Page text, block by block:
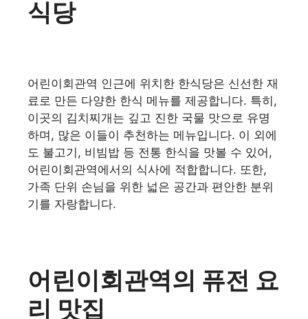
식당
어린이회관역 인근에 위치한 한식당은 신선한 재
료로 만든 다양한 한식 메뉴를 제공합니다. 특히,
이곳의 김치찌개는 깊고 진한 국물 맛으로 유명
하며, 많은 이들이 추천하는 메뉴입니다. 이 외에
도 불고기, 비빔밥 등 전통 한식을 맛볼 수 있어,
어린이회관역에서의 식사에 적합합니다. 또한,
가족 단위 손님을 위한 넓은 공간과 편안한 분위
기를 자랑합니다.
어린이회관역의 퓨전 요
리 맛집